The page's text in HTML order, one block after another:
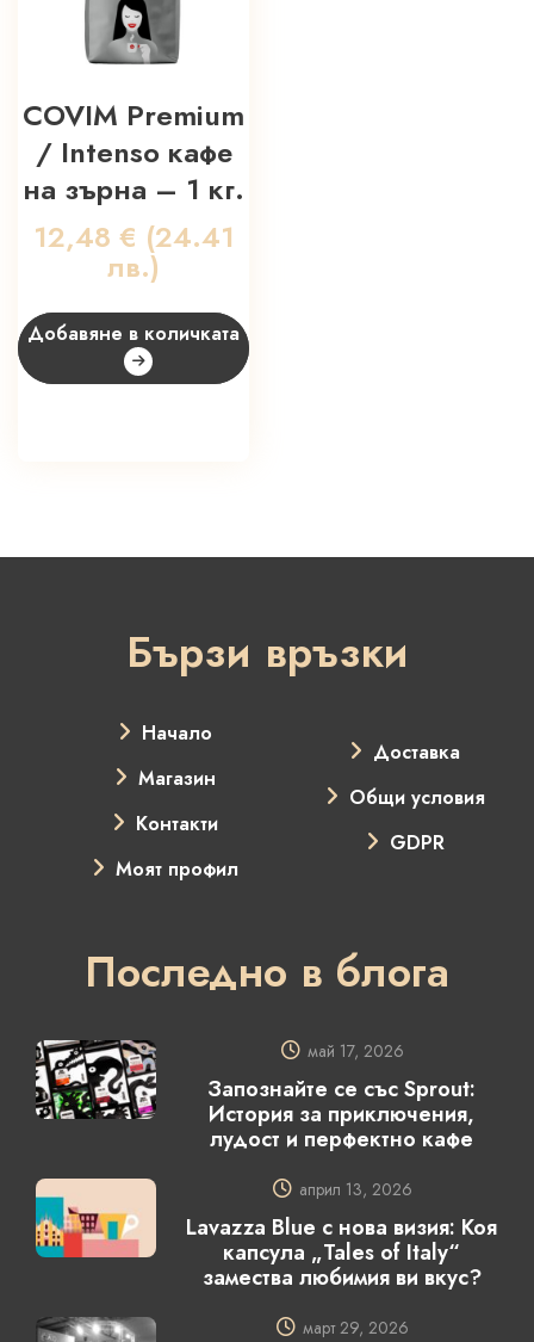
COVIM Premium
/ Intenso кафе
на зърна – 1 кг.
12,48 € (24.41
лв.)
Добавяне в количката
Бързи връзки
Начало
Магазин
Контакти
Моят профил
Доставка
Общи условия
GDPR
Последно в блога
май 17, 2026
Запознайте се със Sprout:
История за приключения,
лудост и перфектно кафе
април 13, 2026
Lavazza Blue с нова визия: Коя
капсула „Tales of Italy“
замества любимия ви вкус?
март 29, 2026